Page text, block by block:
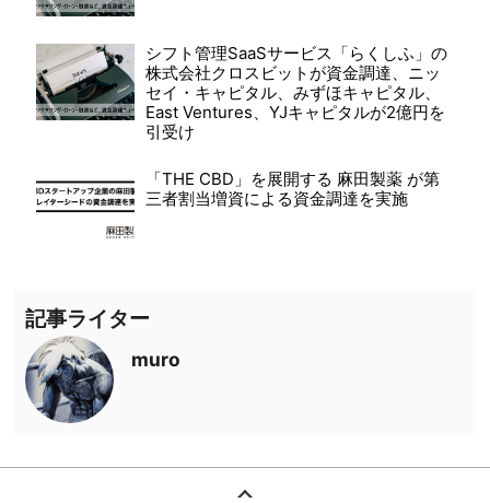
シフト管理SaaSサービス「らくしふ」の
株式会社クロスビットが資金調達、ニッ
セイ・キャピタル、みずほキャピタル、
East Ventures、YJキャピタルが2億円を
引受け
「THE CBD」を展開する 麻田製薬 が第
三者割当増資による資金調達を実施
記事ライター
muro